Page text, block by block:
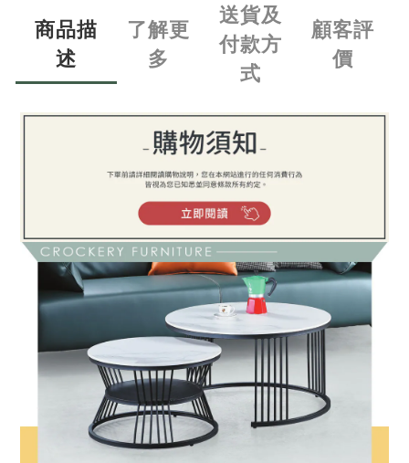
商品描
述
了解更
多
送貨及
付款方
式
顧客評
價